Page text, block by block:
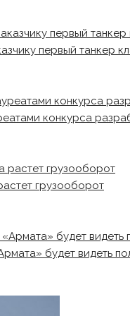
первый танкер
конкурса
грузооборот
будет видеть